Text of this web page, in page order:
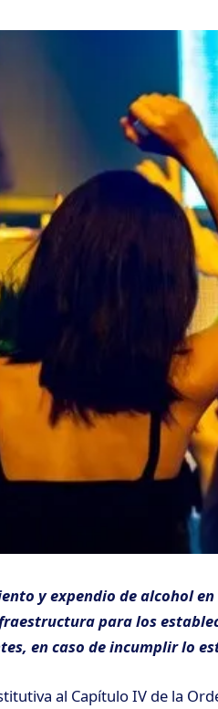
y expendio de alcohol en
para los
en caso de incumplir lo
al Capítulo IV de la